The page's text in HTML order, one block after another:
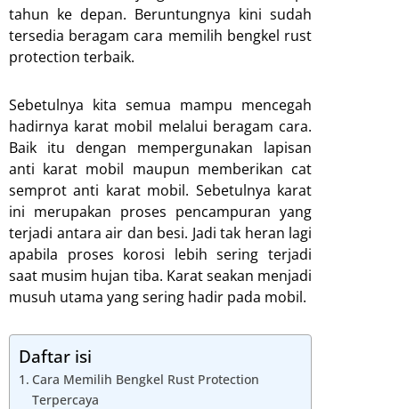
tahun ke depan. Beruntungnya kini sudah
tersedia beragam cara memilih bengkel rust
protection terbaik.
Sebetulnya kita semua mampu mencegah
hadirnya karat mobil melalui beragam cara.
Baik itu dengan mempergunakan lapisan
anti karat mobil maupun memberikan cat
semprot anti karat mobil. Sebetulnya karat
ini merupakan proses pencampuran yang
terjadi antara air dan besi. Jadi tak heran lagi
apabila proses korosi lebih sering terjadi
saat musim hujan tiba. Karat seakan menjadi
musuh utama yang sering hadir pada mobil.
Daftar isi
Cara Memilih Bengkel Rust Protection
Terpercaya